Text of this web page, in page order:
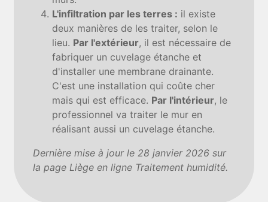
L'infiltration par les terres : il existe
deux manières de les traiter, selon le
lieu. Par l'extérieur, il est nécessaire de
fabriquer un cuvelage étanche et
d'installer une membrane drainante.
C'est une installation qui coûte cher
mais qui est efficace. Par l'intérieur, le
professionnel va traiter le mur en
réalisant aussi un cuvelage étanche.
Dernière mise à jour le 28 janvier 2026 sur
la page Liège en ligne Traitement humidité.